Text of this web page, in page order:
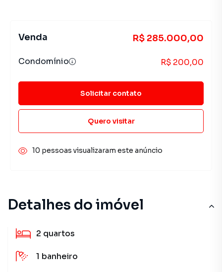
Detalhes do imóvel
2 quartos
1 banheiro
Venda R$ 285.000,00
Condomínio R$ 200,00
Solicitar contato
Quero visitar
10 pessoas visualizaram este anúncio